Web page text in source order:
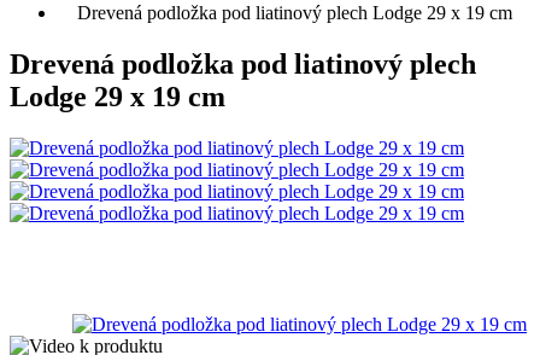
Drevená podložka pod liatinový plech Lodge 29 x 19 cm
Drevená podložka pod liatinový plech
Lodge 29 x 19 cm